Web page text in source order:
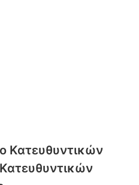
Κατευθυντικών